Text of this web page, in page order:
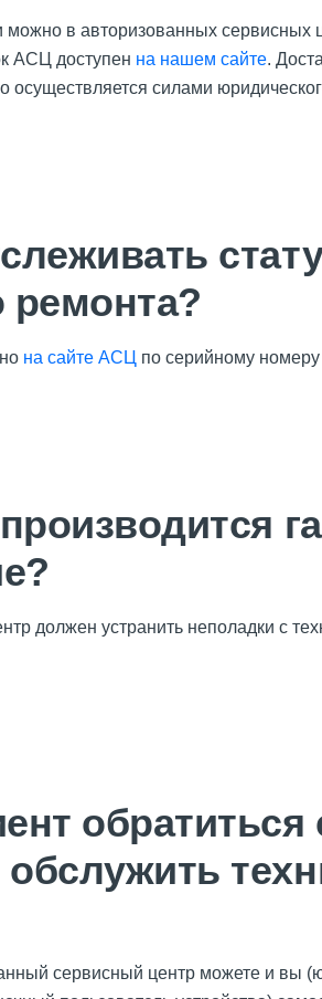
можно в авторизованных
АСЦ доступен на нашем сайте.
осуществляется силами
ремонта?
на сайте АСЦ по серийному номеру
должен устранить неполадки с
обратиться
сервисный центр можете и вы